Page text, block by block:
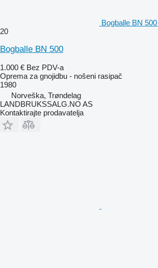
Bogballe BN
20
Bogballe BN 500
1.000 € Bez PDV-a
Oprema za gnojidbu - nošeni rasipač
1980
Norveška, Trøndelag
LANDBRUKSSALG.NO AS
Kontaktirajte prodavatelja